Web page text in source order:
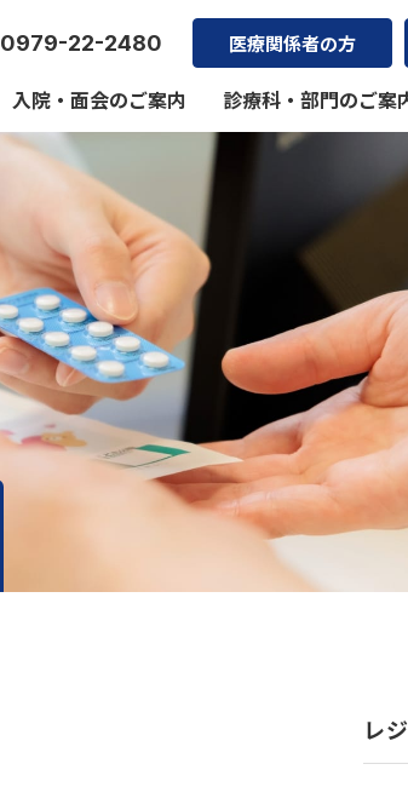
0979-22-2480 医療関係者の方
入院・面会のご案内 診療科・部門のご案
レ